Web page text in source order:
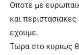
Οποτε με
και
εχουμε.
Τωρα στο κυριως